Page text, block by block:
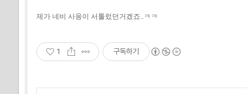
제가 네비 사용이 서툴렀던거겠죠..ㅋㅋ
1 구독하기